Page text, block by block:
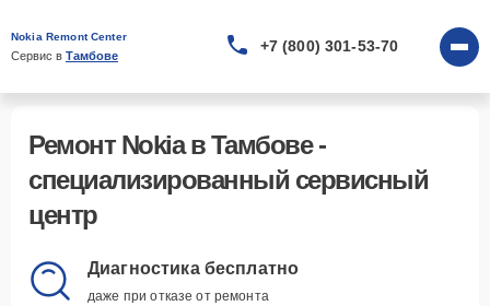
Nokia Remont Center
Сервис в Тамбове
+7 (800) 301-53-70
Ремонт Nokia в Тамбове -
специализированный сервисный
центр
Диагностика бесплатно
даже при отказе от ремонта